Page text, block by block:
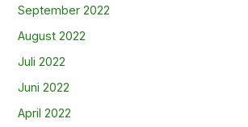
September 2022
August 2022
Juli 2022
Juni 2022
April 2022